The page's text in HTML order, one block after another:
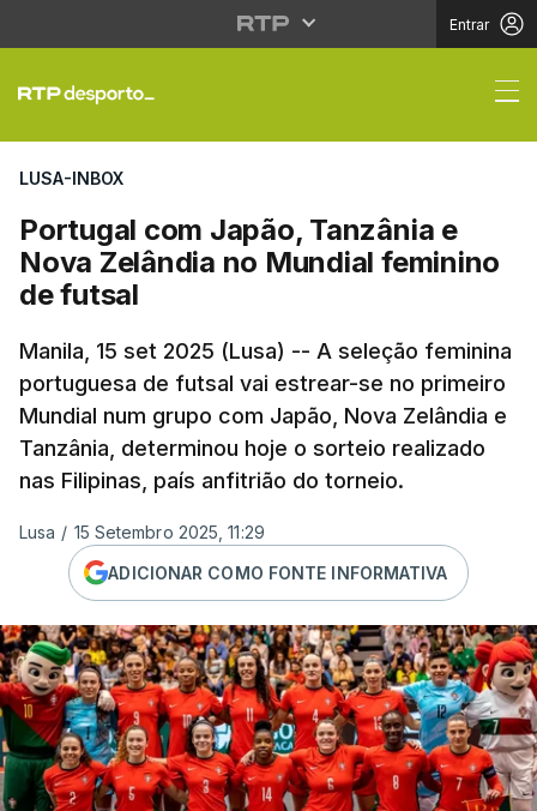
Entrar
Portugal com Japão,
LUSA-INBOX
Portugal com Japão, Tanzânia e
Nova Zelândia no Mundial feminino
de futsal
Manila, 15 set 2025 (Lusa) -- A seleção feminina
portuguesa de futsal vai estrear-se no primeiro
Mundial num grupo com Japão, Nova Zelândia e
Tanzânia, determinou hoje o sorteio realizado
nas Filipinas, país anfitrião do torneio.
Lusa / 15 Setembro 2025, 11:29
ADICIONAR COMO FONTE INFORMATIVA